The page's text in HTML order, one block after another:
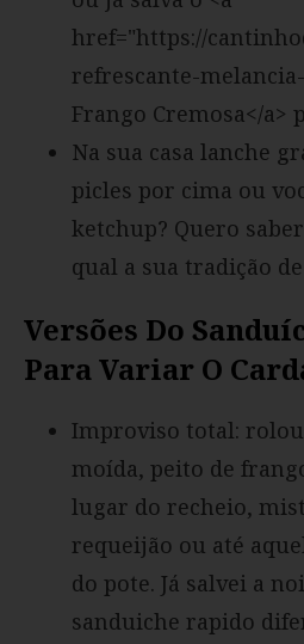
href="https://
refrescante-
Frango Cremosa</a>
Na sua casa lanche
picles por cima ou
ketchup? Quero
qual a sua tradição
Versões Do
Para Variar O
Improviso total:
moída, peito de
lugar do recheio,
requeijão ou até
do pote. Já salvei a
sanduiche rapido